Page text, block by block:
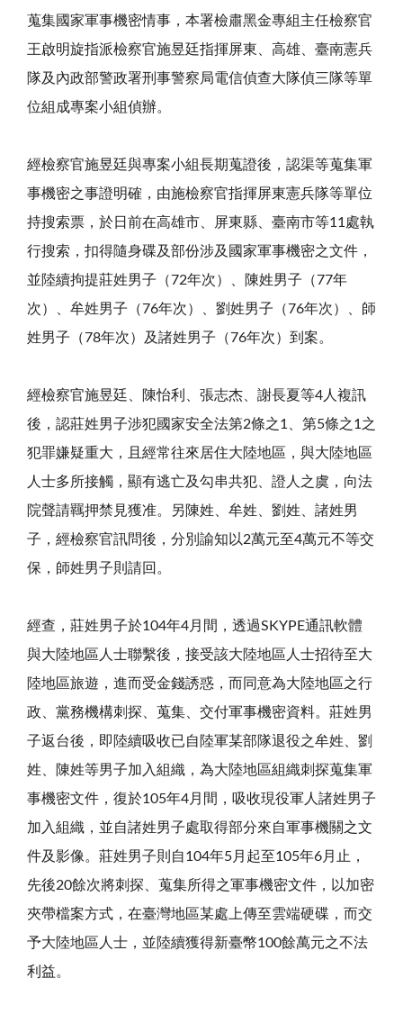
蒐集國家軍事機密情事，本署檢肅黑金專組主任檢察官
王啟明旋指派檢察官施昱廷指揮屏東、高雄、臺南憲兵
隊及內政部警政署刑事警察局電信偵查大隊偵三隊等單
位組成專案小組偵辦。
經檢察官施昱廷與專案小組長期蒐證後，認渠等蒐集軍
事機密之事證明確，由施檢察官指揮屏東憲兵隊等單位
持搜索票，於日前在高雄市、屏東縣、臺南市等11處執
行搜索，扣得隨身碟及部份涉及國家軍事機密之文件，
並陸續拘提莊姓男子（72年次）、陳姓男子（77年
次）、牟姓男子（76年次）、劉姓男子（76年次）、師
姓男子（78年次）及諸姓男子（76年次）到案。
經檢察官施昱廷、陳怡利、張志杰、謝長夏等4人複訊
後，認莊姓男子涉犯國家安全法第2條之1、第5條之1之
犯罪嫌疑重大，且經常往來居住大陸地區，與大陸地區
人士多所接觸，顯有逃亡及勾串共犯、證人之虞，向法
院聲請羈押禁見獲准。另陳姓、牟姓、劉姓、諸姓男
子，經檢察官訊問後，分別諭知以2萬元至4萬元不等交
保，師姓男子則請回。
經查，莊姓男子於104年4月間，透過SKYPE通訊軟體
與大陸地區人士聯繫後，接受該大陸地區人士招待至大
陸地區旅遊，進而受金錢誘惑，而同意為大陸地區之行
政、黨務機構刺探、蒐集、交付軍事機密資料。莊姓男
子返台後，即陸續吸收已自陸軍某部隊退役之牟姓、劉
姓、陳姓等男子加入組織，為大陸地區組織刺探蒐集軍
事機密文件，復於105年4月間，吸收現役軍人諸姓男子
加入組織，並自諸姓男子處取得部分來自軍事機關之文
件及影像。莊姓男子則自104年5月起至105年6月止，
先後20餘次將刺探、蒐集所得之軍事機密文件，以加密
夾帶檔案方式，在臺灣地區某處上傳至雲端硬碟，而交
予大陸地區人士，並陸續獲得新臺幣100餘萬元之不法
利益。